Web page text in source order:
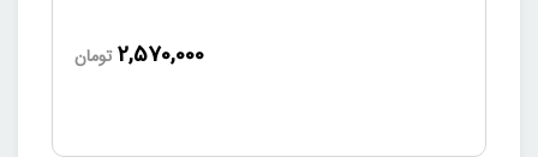
2,570,000 تومان